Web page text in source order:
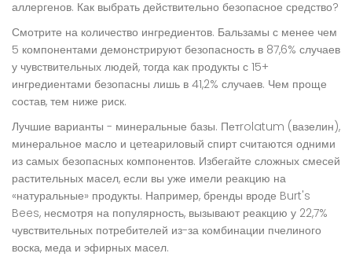
аллергенов. Как выбрать действительно безопасное средство?
Смотрите на количество ингредиентов. Бальзамы с менее чем
5 компонентами демонстрируют безопасность в 87,6% случаев
у чувствительных людей, тогда как продукты с 15+
ингредиентами безопасны лишь в 41,2% случаев. Чем проще
состав, тем ниже риск.
Лучшие варианты - минеральные базы. Петrolatum (вазелин),
минеральное масло и цетеариловый спирт считаются одними
из самых безопасных компонентов. Избегайте сложных смесей
растительных масел, если вы уже имели реакцию на
«натуральные» продукты. Например, бренды вроде Burt's
Bees, несмотря на популярность, вызывают реакцию у 22,7%
чувствительных потребителей из-за комбинации пчелиного
воска, меда и эфирных масел.